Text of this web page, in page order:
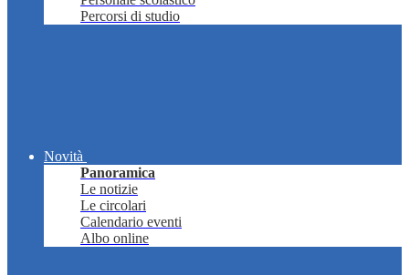
Percorsi di studio
Novità
Panoramica
Le notizie
Le circolari
Calendario eventi
Albo online